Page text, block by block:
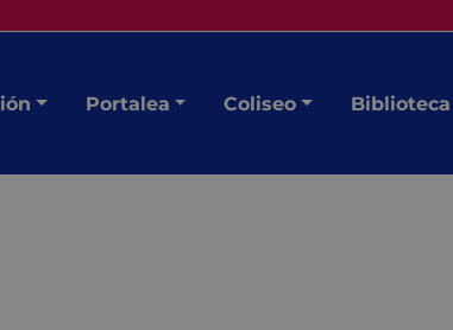
Portalea Coliseo Biblioteca